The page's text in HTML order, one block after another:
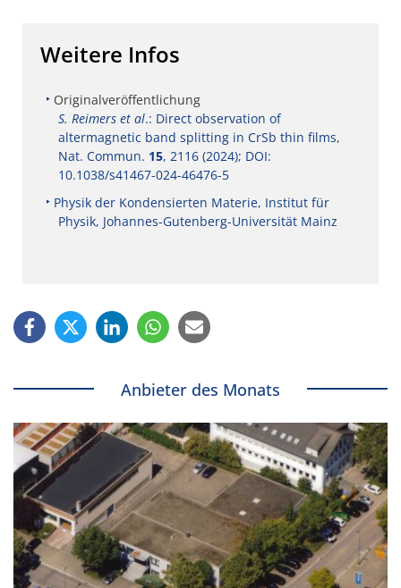
Weitere Infos
Originalveröffentlichung
S. Reimers et al.: Direct observation of
altermagnetic band splitting in CrSb thin films,
Nat. Commun. 15, 2116 (2024); DOI:
10.1038/s41467-024-46476-5
Physik der Kondensierten Materie, Institut für
Physik, Johannes-Gutenberg-Universität Mainz
Anbieter des Monats